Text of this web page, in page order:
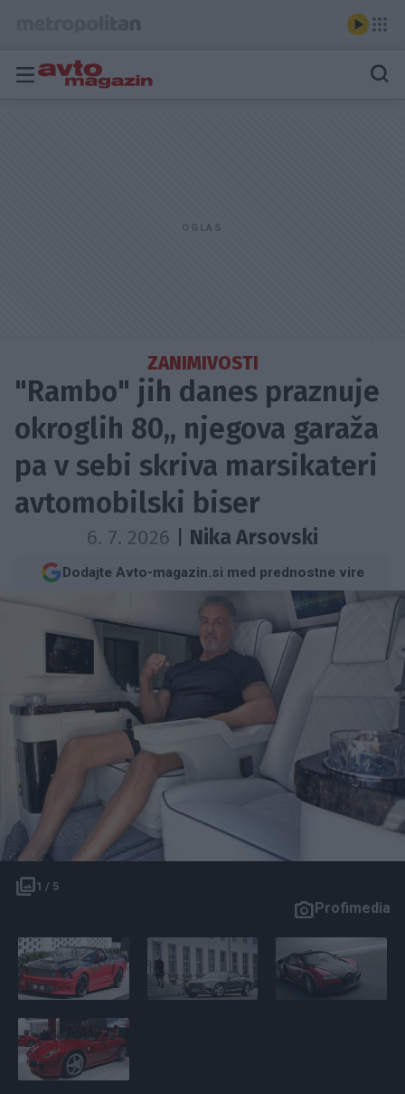
ZANIMIVOSTI
"Rambo" jih danes praznuje
okroglih 80,, njegova garaža
pa v sebi skriva marsikateri
avtomobilski biser
6. 7. 2026 Nika Arsovski
Dodajte Avto-magazin.si med prednostne vire
1 / 5
Profimedia